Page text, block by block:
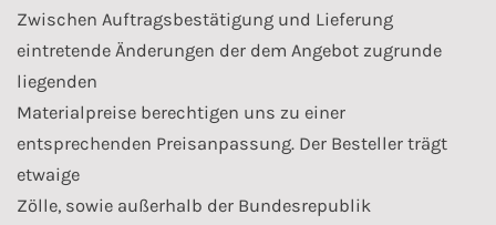
Zwischen Auftragsbestätigung und Lieferung
eintretende Änderungen der dem Angebot zugrunde
liegenden
Materialpreise berechtigen uns zu einer
entsprechenden Preisanpassung. Der Besteller trägt
etwaige
Zölle, sowie außerhalb der Bundesrepublik